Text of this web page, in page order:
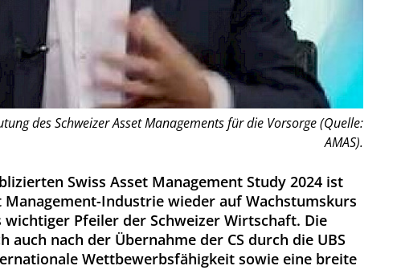
des Schweizer Asset Managements für die Vorsorge (Quelle:
AMAS).
Swiss Asset Management Study 2024 ist
Management-Industrie wieder auf Wachstumskurs
wichtiger Pfeiler der Schweizer Wirtschaft. Die
auch nach der Übernahme der CS durch die UBS
Wettbewerbsfähigkeit sowie eine breite